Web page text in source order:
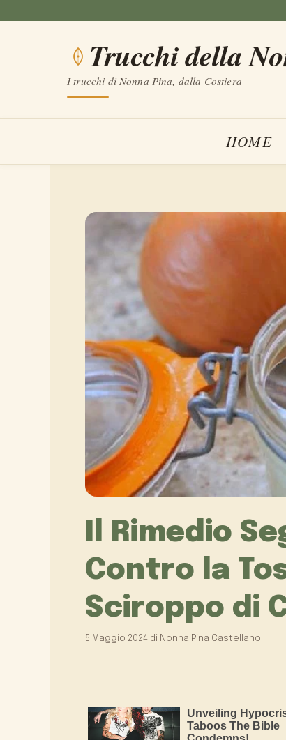
contenuto
Trucchi della
I trucchi di Nonna Pina, dalla Costiera
HOME
Il Rimedio
Contro la
Sciroppo di
5 Maggio 2024 di Nonna Pina Castellano